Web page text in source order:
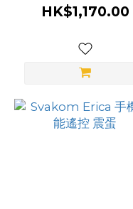
雙頭震棒
HK$1,170.00